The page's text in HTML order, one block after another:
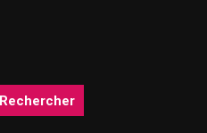
Rechercher